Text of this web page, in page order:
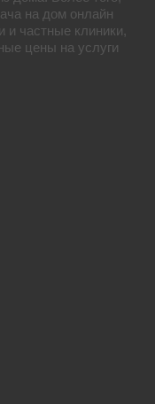
на дом онлайн
и частные клиники,
цены на услуги